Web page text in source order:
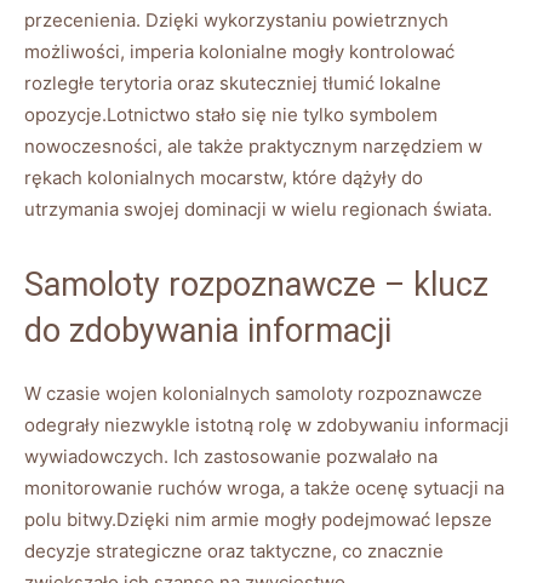
przecenienia. Dzięki wykorzystaniu powietrznych
możliwości, imperia kolonialne mogły kontrolować
rozległe terytoria oraz skuteczniej tłumić lokalne
opozycje.Lotnictwo stało się nie tylko symbolem
nowoczesności, ale także praktycznym narzędziem w
rękach kolonialnych mocarstw, które dążyły do
utrzymania swojej dominacji w wielu regionach świata.
Samoloty rozpoznawcze – klucz
do zdobywania informacji
W czasie wojen kolonialnych samoloty rozpoznawcze
odegrały niezwykle istotną rolę w zdobywaniu informacji
wywiadowczych. Ich zastosowanie pozwalało na
monitorowanie ruchów wroga, a także ocenę sytuacji na
polu bitwy.Dzięki nim armie mogły podejmować lepsze
decyzje strategiczne oraz taktyczne, co znacznie